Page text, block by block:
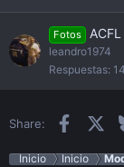
Fotos
leandro1974
Respuestas 14
Share:
Inicio Inicio